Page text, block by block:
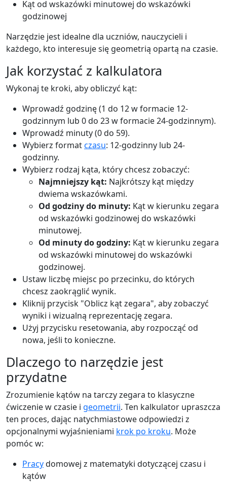
Kąt od wskazówki minutowej do wskazówki
godzinowej
Narzędzie jest idealne dla uczniów, nauczycieli i
każdego, kto interesuje się geometrią opartą na czasie.
Jak korzystać z kalkulatora
Wykonaj te kroki, aby obliczyć kąt:
Wprowadź godzinę (1 do 12 w formacie 12-
godzinnym lub 0 do 23 w formacie 24-godzinnym).
Wprowadź minuty (0 do 59).
Wybierz formatczasu: 12-godzinny lub 24-
godzinny.
Wybierz rodzaj kąta, który chcesz zobaczyć:
Najmniejszy kąt: Najkrótszy kąt między
dwiema wskazówkami.
Od godziny do minuty: Kąt w kierunku zegara
od wskazówki godzinowej do wskazówki
minutowej.
Od minuty do godziny: Kąt w kierunku zegara
od wskazówki minutowej do wskazówki
godzinowej.
Ustaw liczbę miejsc po przecinku, do których
chcesz zaokrąglić wynik.
Kliknij przycisk "Oblicz kąt zegara", aby zobaczyć
wyniki i wizualną reprezentację zegara.
Użyj przycisku resetowania, aby rozpocząć od
nowa, jeśli to konieczne.
Dlaczego to narzędzie jest
przydatne
Zrozumienie kątów na tarczy zegara to klasyczne
ćwiczenie w czasie i geometrii. Ten kalkulator upraszcza
ten proces, dając natychmiastowe odpowiedzi z
opcjonalnymi wyjaśnieniami krok po kroku. Może
pomóc w:
Pracydomowej z matematyki dotyczącej czasu i
kątów